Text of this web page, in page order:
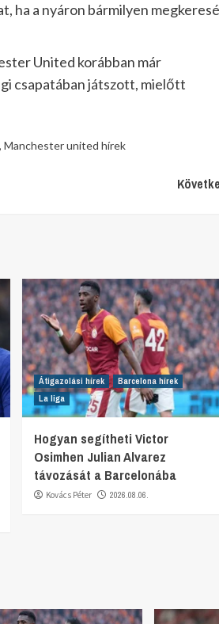
ha a nyáron bármilyen
United korábban már
csapatában játszott, mielőtt
, Manchester united hírek
Átigazolási hírek
Barcelona hírek
La liga
Hogyan segítheti Victor
Osimhen Julian Alvarez
távozását a Barcelonába
Kovács Péter 2026.08.06.